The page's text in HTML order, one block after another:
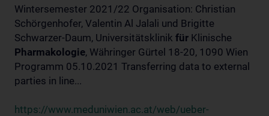
Wintersemester 2021/22 Organisation: Christian
Schörgenhofer, Valentin Al Jalali und Brigitte
Schwarzer-Daum, Universitätsklinik für Klinische
Pharmakologie, Währinger Gürtel 18-20, 1090 Wien
Programm 05.10.2021 Transferring data to external
parties in line...
https://www.meduniwien.ac.at/web/ueber-